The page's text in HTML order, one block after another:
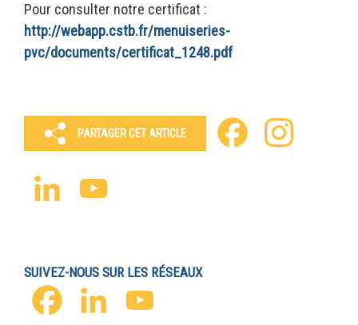
Pour consulter notre certificat :
http://webapp.cstb.fr/menuiseries-
pvc/documents/certificat_1248.pdf
PARTAGER CET ARTICLE Facebook
LinkedIn
SUIVEZ-NOUS SUR LES RÉSEAUX